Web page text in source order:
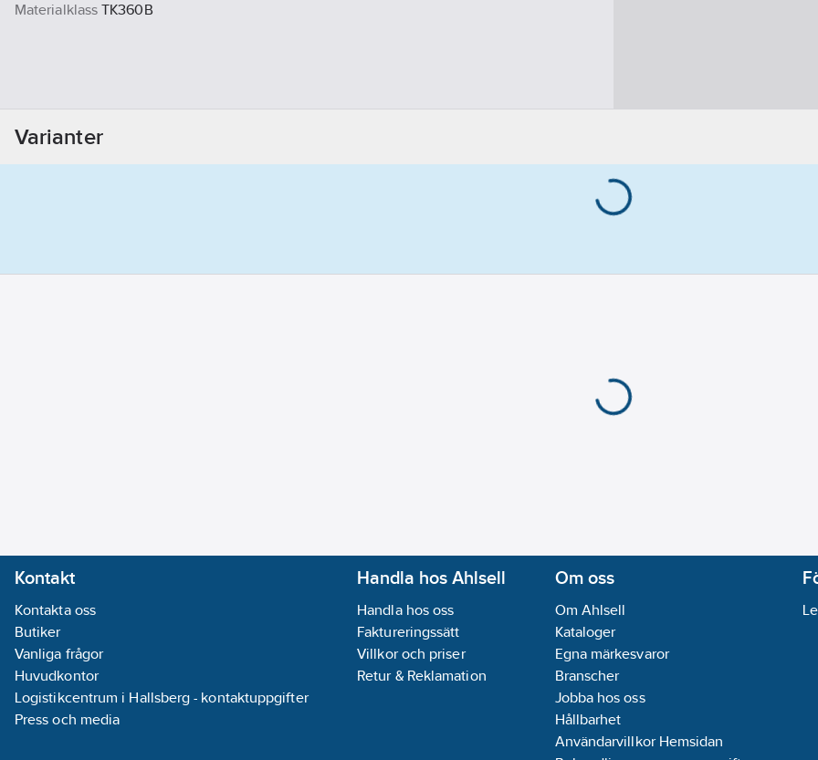
Materialklass TK360B
Varianter
Kontakt
Kontakta oss
Butiker
Vanliga frågor
Huvudkontor
Logistikcentrum i Hallsberg - kontaktuppgifter
Press och media
Handla hos Ahlsell
Handla hos oss
Faktureringssätt
Villkor och priser
Retur & Reklamation
Om oss
Om Ahlsell
Kataloger
Egna märkesvaror
Branscher
Jobba hos oss
Hållbarhet
Användarvillkor Hemsidan